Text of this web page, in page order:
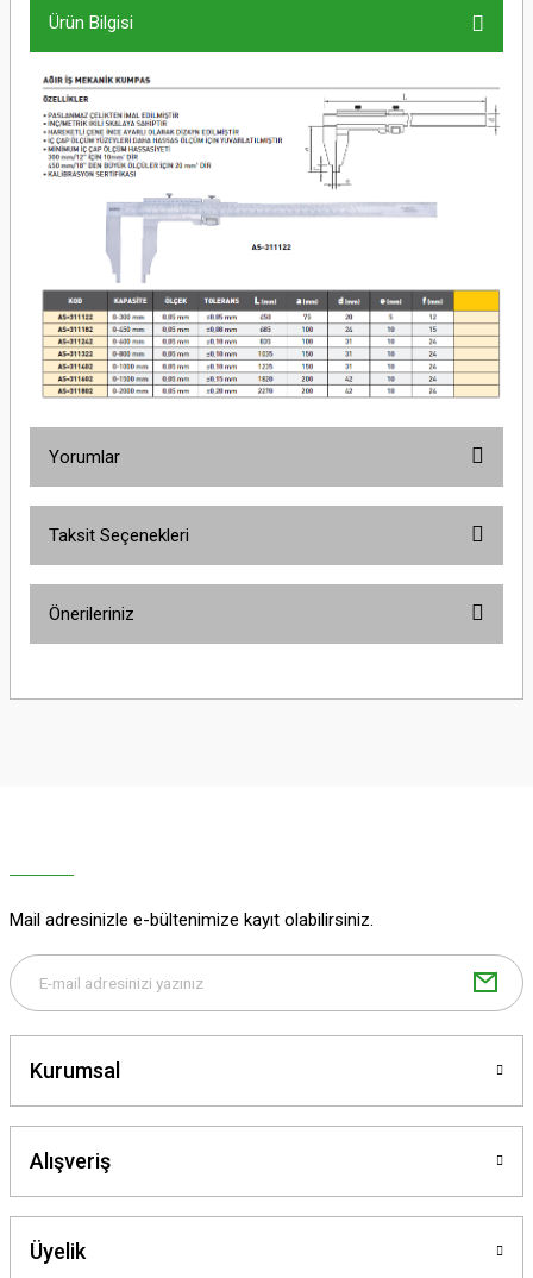
Ürün Bilgisi
Yorumlar
Taksit Seçenekleri
Önerileriniz
Bu ürüne benzer farklı alternatifler olmalı.
Mail adresinizle e-bültenimize kayıt olabilirsiniz.
Kurumsal
Alışveriş
Üyelik